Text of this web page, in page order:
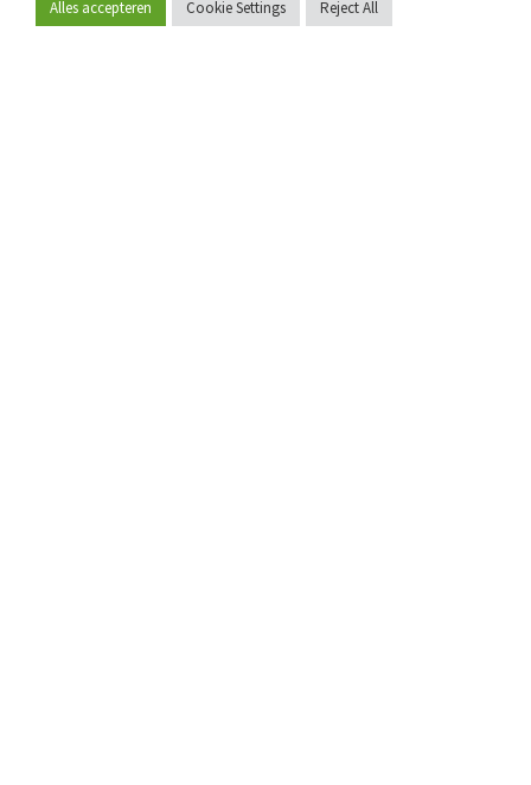
Word lid
Alles accepteren Cookie Settings Reject All